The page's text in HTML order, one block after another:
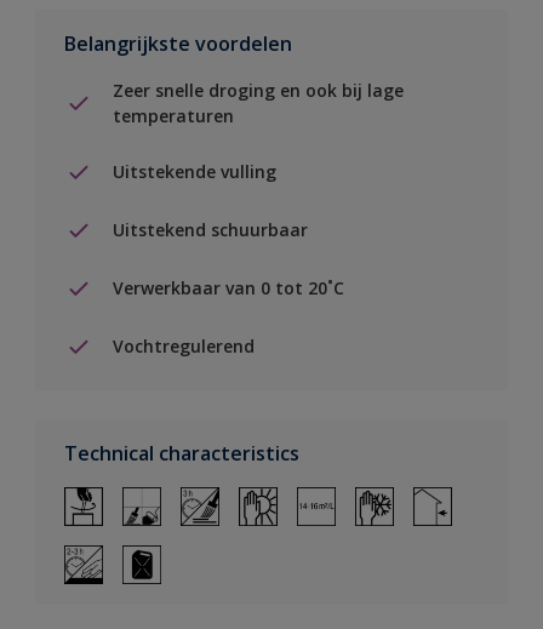
Belangrijkste voordelen
Zeer snelle droging en ook bij lage
temperaturen
Uitstekende vulling
Uitstekend schuurbaar
Verwerkbaar van 0 tot 20˚C
Vochtregulerend
Technical characteristics